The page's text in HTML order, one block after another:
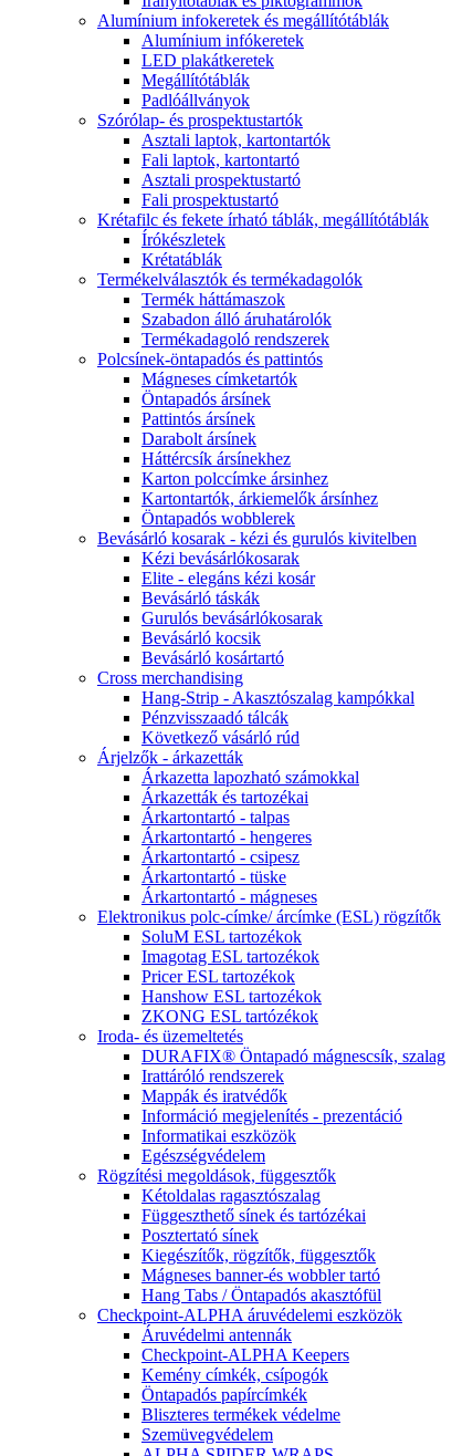
Alumínium infokeretek és megállítótáblák
Alumínium infókeretek
LED plakátkeretek
Megállítótáblák
Padlóállványok
Szórólap- és prospektustartók
Asztali laptok, kartontartók
Fali laptok, kartontartó
Asztali prospektustartó
Fali prospektustartó
Krétafilc és fekete írható táblák, megállítótáblák
Írókészletek
Krétatáblák
Termékelválasztók és termékadagolók
Termék háttámaszok
Szabadon álló áruhatárolók
Termékadagoló rendszerek
Polcsínek-öntapadós és pattintós
Mágneses címketartók
Öntapadós ársínek
Pattintós ársínek
Darabolt ársínek
Háttércsík ársínekhez
Karton polccímke ársinhez
Kartontartók, árkiemelők ársínhez
Öntapadós wobblerek
Bevásárló kosarak - kézi és gurulós kivitelben
Kézi bevásárlókosarak
Elite - elegáns kézi kosár
Bevásárló táskák
Gurulós bevásárlókosarak
Bevásárló kocsik
Bevásárló kosártartó
Cross merchandising
Hang-Strip - Akasztószalag kampókkal
Pénzvisszaadó tálcák
Következő vásárló rúd
Árjelzők - árkazetták
Árkazetta lapozható számokkal
Árkazetták és tartozékai
Árkartontartó - talpas
Árkartontartó - hengeres
Árkartontartó - csipesz
Árkartontartó - tüske
Árkartontartó - mágneses
Elektronikus polc-címke/ árcímke (ESL) rögzítők
SoluM ESL tartozékok
Imagotag ESL tartozékok
Pricer ESL tartozékok
Hanshow ESL tartozékok
ZKONG ESL tartózékok
Iroda- és üzemeltetés
DURAFIX® Öntapadó mágnescsík, szalag
Irattáróló rendszerek
Mappák és iratvédők
Információ megjelenítés - prezentáció
Informatikai eszközök
Egészségvédelem
Rögzítési megoldások, függesztők
Kétoldalas ragasztószalag
Függeszthető sínek és tartózékai
Posztertató sínek
Kiegészítők, rögzítők, függesztők
Mágneses banner-és wobbler tartó
Hang Tabs / Öntapadós akasztófül
Checkpoint-ALPHA áruvédelemi eszközök
Áruvédelmi antennák
Checkpoint-ALPHA Keepers
Kemény címkék, csípogók
Öntapadós papírcímkék
Bliszteres termékek védelme
Szemüvegvédelem